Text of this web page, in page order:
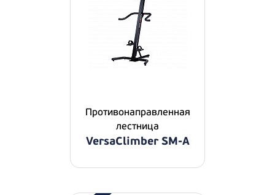
Противонаправленная
лестница
VersaClimber SM-A